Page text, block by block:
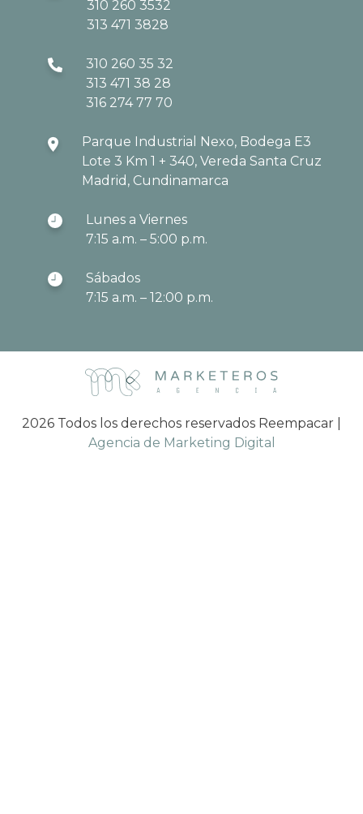
310 260 3532
313 471 3828
310 260 35 32
313 471 38 28
316 274 77 70
Parque Industrial Nexo, Bodega E3
Lote 3 Km 1 + 340, Vereda Santa Cruz
Madrid, Cundinamarca
Lunes a Viernes
7:15 a.m. – 5:00 p.m.
Sábados
7:15 a.m. – 12:00 p.m.
2026 Todos los derechos reservados Reempacar |
Agencia de Marketing Digital